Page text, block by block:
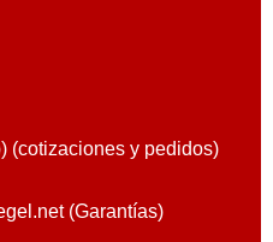
(cotizaciones y pedidos)
(Garantías)